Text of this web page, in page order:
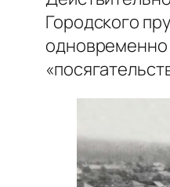
Городского
одновременно